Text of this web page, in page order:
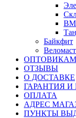
Байкфит
ОТЗЫВЫ
О ДОСТАВКЕ
ГАРАНТИЯ И
ОПЛАТА
АДРЕС
ПУНКТЫ